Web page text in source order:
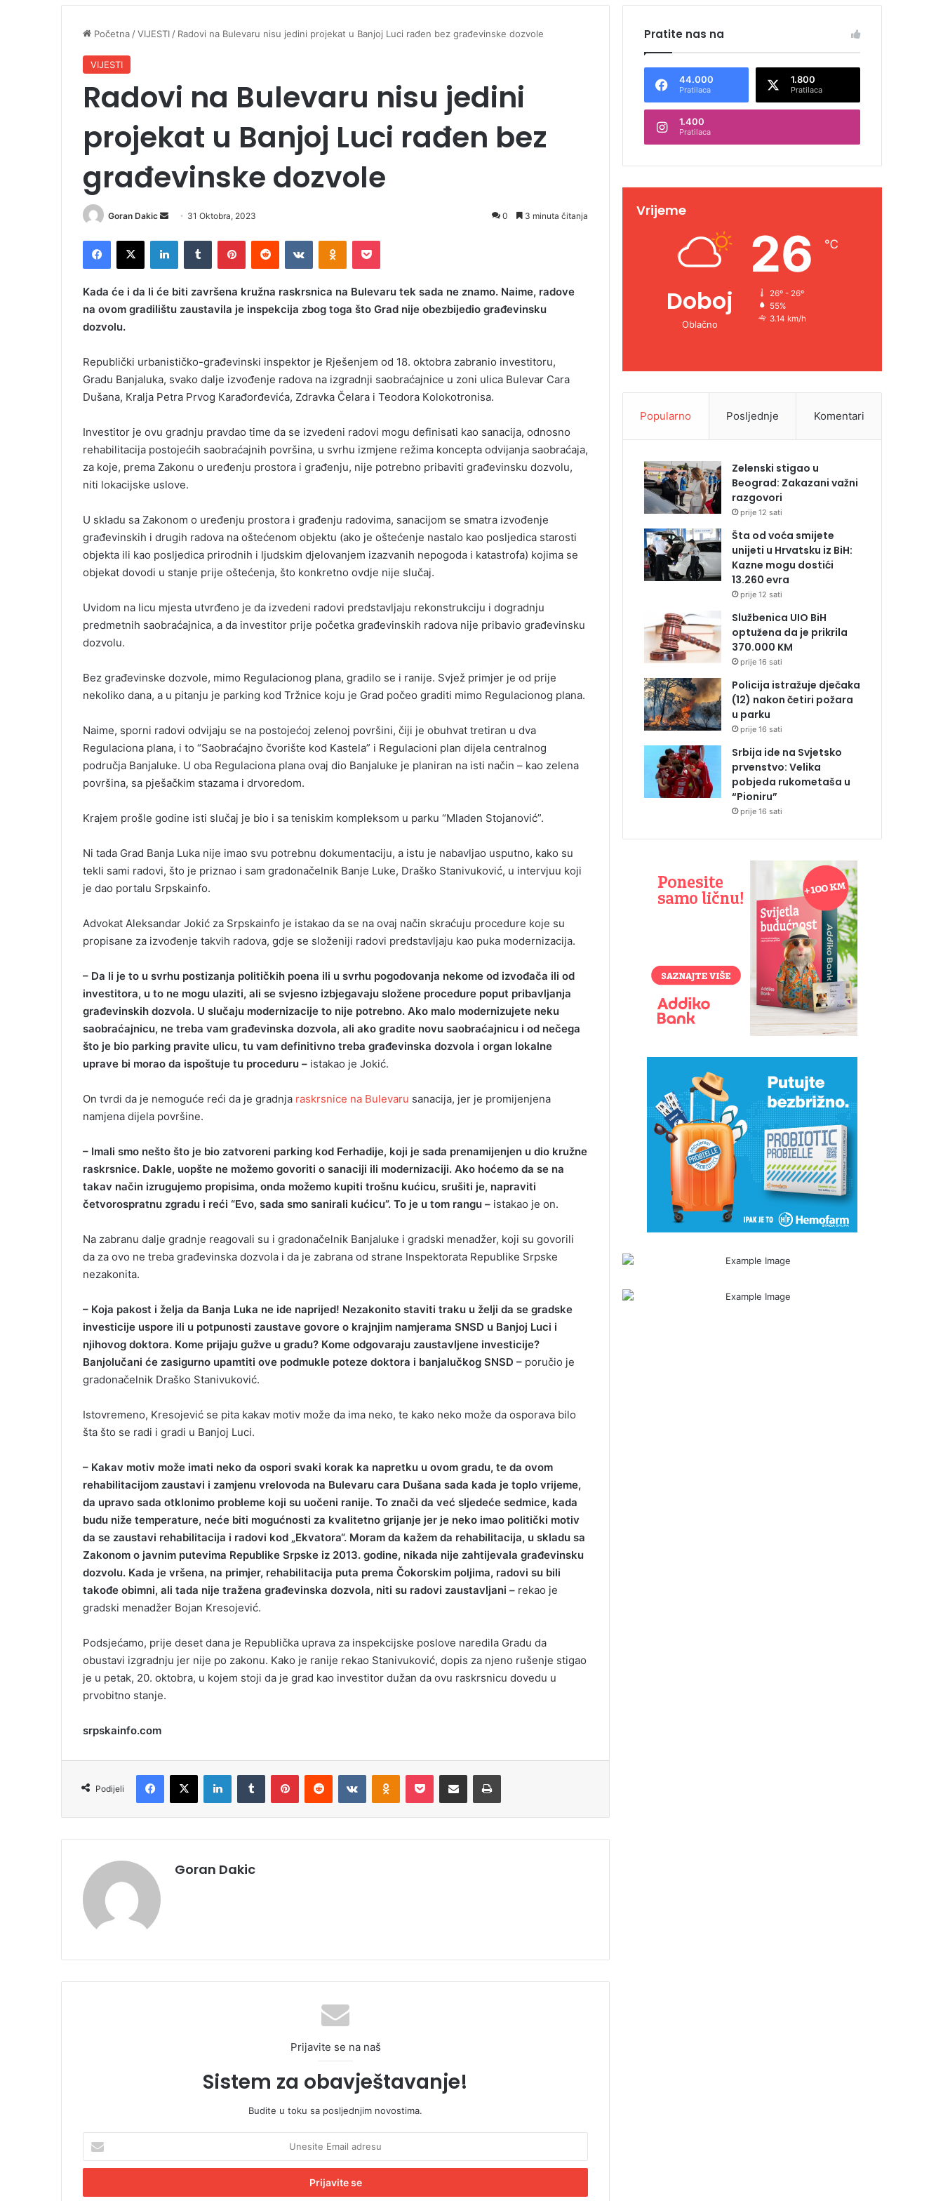
Početna /VIJESTI / Radovi na Bulevaru nisu jedini projekat u Banjoj Luci rađen bez građevinske dozvole
VIJESTI
Radovi na Bulevaru nisu jedini
projekat u Banjoj Luci rađen bez
građevinske dozvole
Goran Dakic
d
i
l
31 Oktobra, 2023 0 3 minuta čitanja
Kada će i da li će biti završena kružna raskrsnica na Bulevaru tek sada ne znamo. Naime, radove
na ovom gradilištu zaustavila je inspekcija zbog toga što Grad nije obezbijedio građevinsku
dozvolu.
Republički urbanističko-građevinski inspektor je Rješenjem od 18. oktobra zabranio investitoru,
Gradu Banjaluka, svako dalje izvođenje radova na izgradnji saobraćajnice u zoni ulica Bulevar Cara
Dušana, Кralja Petra Prvog Кarađorđevića, Zdravka Čelara i Teodora Кolokotronisa.
Investitor je ovu gradnju pravdao time da se izvedeni radovi mogu definisati kao sanacija, odnosno
rehabilitacija postojećih saobraćajnih površina, u svrhu izmjene režima koncepta odvijanja saobraćaja,
za koje, prema Zakonu o uređenju prostora i građenju, nije potrebno pribaviti građevinsku dozvolu,
niti lokacijske uslove.
U skladu sa Zakonom o uređenju prostora i građenju radovima, sanacijom se smatra izvođenje
građevinskih i drugih radova na oštećenom objektu (ako je oštećenje nastalo kao posljedica starosti
objekta ili kao posljedica prirodnih i ljudskim djelovanjem izazvanih nepogoda i katastrofa) kojima se
objekat dovodi u stanje prije oštećenja, što konkretno ovdje nije slučaj.
Uvidom na licu mjesta utvrđeno je da izvedeni radovi predstavljaju rekonstrukciju i dogradnju
predmetnih saobraćajnica, a da investitor prije početka građevinskih radova nije pribavio građevinsku
dozvolu.
Bez građevinske dozvole, mimo Regulacionog plana, gradilo se i ranije. Svjež primjer je od prije
nekoliko dana, a u pitanju je parking kod Tržnice koju je Grad počeo graditi mimo Regulacionog plana.
Naime, sporni radovi odvijaju se na postojećoj zelenoj površini, čiji je obuhvat tretiran u dva
Regulaciona plana, i to “Saobraćajno čvorište kod Kastela” i Regulacioni plan dijela centralnog
područja Banjaluke. U oba Regulaciona plana ovaj dio Banjaluke je planiran na isti način – kao zelena
površina, sa pješačkim stazama i drvoredom.
Krajem prošle godine isti slučaj je bio i sa teniskim kompleksom u parku “Mladen Stojanović”.
Ni tada Grad Banja Luka nije imao svu potrebnu dokumentaciju, a istu je nabavljao usputno, kako su
tekli sami radovi, što je priznao i sam gradonačelnik Banje Luke, Draško Stanivuković, u intervjuu koji
je dao portalu Srpskainfo.
Advokat Aleksandar Jokić za Srpskainfo je istakao da se na ovaj način skraćuju procedure koje su
propisane za izvođenje takvih radova, gdje se složeniji radovi predstavljaju kao puka modernizacija.
– Da li je to u svrhu postizanja političkih poena ili u svrhu pogodovanja nekome od izvođača ili od
investitora, u to ne mogu ulaziti, ali se svjesno izbjegavaju složene procedure poput pribavljanja
građevinskih dozvola. U slučaju modernizacije to nije potrebno. Ako malo modernizujete neku
saobraćajnicu, ne treba vam građevinska dozvola, ali ako gradite novu saobraćajnicu i od nečega
što je bio parking pravite ulicu, tu vam definitivno treba građevinska dozvola i organ lokalne
uprave bi morao da ispoštuje tu proceduru – istakao je Jokić.
On tvrdi da je nemoguće reći da je gradnja raskrsnice na Bulevaru sanacija, jer je promijenjena
namjena dijela površine.
– Imali smo nešto što je bio zatvoreni parking kod Ferhadije, koji je sada prenamijenjen u dio kružne
raskrsnice. Dakle, uopšte ne možemo govoriti o sanaciji ili modernizaciji. Ako hoćemo da se na
takav način izrugujemo propisima, onda možemo kupiti trošnu kućicu, srušiti je, napraviti
četvorospratnu zgradu i reći “Evo, sada smo sanirali kućicu”. To je u tom rangu – istakao je on.
Na zabranu dalje gradnje reagovali su i gradonačelnik Banjaluke i gradski menadžer, koji su govorili
da za ovo ne treba građevinska dozvola i da je zabrana od strane Inspektorata Republike Srpske
nezakonita.
– Кoja pakost i želja da Banja Luka ne ide naprijed! Nezakonito staviti traku u želji da se gradske
investicije uspore ili u potpunosti zaustave govore o krajnjim namjerama SNSD u Banjoj Luci i
njihovog doktora. Кome prijaju gužve u gradu? Кome odgovaraju zaustavljene investicije?
Banjolučani će zasigurno upamtiti ove podmukle poteze doktora i banjalučkog SNSD – poručio je
gradonačelnik Draško Stanivuković.
Istovremeno, Kresojević se pita kakav motiv može da ima neko, te kako neko može da osporava bilo
šta što se radi i gradi u Banjoj Luci.
– Kakav motiv može imati neko da ospori svaki korak ka napretku u ovom gradu, te da ovom
rehabilitacijom zaustavi i zamjenu vrelovoda na Bulevaru cara Dušana sada kada je toplo vrijeme,
da upravo sada otklonimo probleme koji su uočeni ranije. To znači da već sljedeće sedmice, kada
budu niže temperature, neće biti mogućnosti za kvalitetno grijanje jer je neko imao politički motiv
da se zaustavi rehabilitacija i radovi kod „Ekvatora“. Moram da kažem da rehabilitacija, u skladu sa
Zakonom o javnim putevima Republike Srpske iz 2013. godine, nikada nije zahtijevala građevinsku
dozvolu. Kada je vršena, na primjer, rehabilitacija puta prema Čokorskim poljima, radovi su bili
takođe obimni, ali tada nije tražena građevinska dozvola, niti su radovi zaustavljani – rekao je
gradski menadžer Bojan Kresojević.
Podsjećamo, prije deset dana je Republička uprava za inspekcijske poslove naredila Gradu da
obustavi izgradnju jer nije po zakonu. Kako je ranije rekao Stanivuković, dopis za njeno rušenje stigao
je u petak, 20. oktobra, u kojem stoji da je grad kao investitor dužan da ovu raskrsnicu dovedu u
prvobitno stanje.
srpskainfo.com
Podijeli
Goran Dakic
Prijavite se na naš
Sistem za obavještavanje!
Budite u toku sa posljednjim novostima.
e
i
Pratite nas na
44.000
Pratilaca
1.800
Pratilaca
1.400
Pratilaca
Vrijeme
Doboj
Oblačno
26 ℃
26º - 26º
55%
3.14 km/h
Popularno Posljednje Komentari
Zelenski stigao u
Beograd: Zakazani važni
razgovori
prije 12 sati
Šta od voća smijete
unijeti u Hrvatsku iz BiH:
Kazne mogu dostići
13.260 evra
prije 12 sati
Službenica UIO BiH
optužena da je prikrila
370.000 KM
prije 16 sati
Policija istražuje dječaka
(12) nakon četiri požara
u parku
prije 16 sati
Srbija ide na Svjetsko
prvenstvo: Velika
pobjeda rukometaša u
“Pioniru”
prije 16 sati